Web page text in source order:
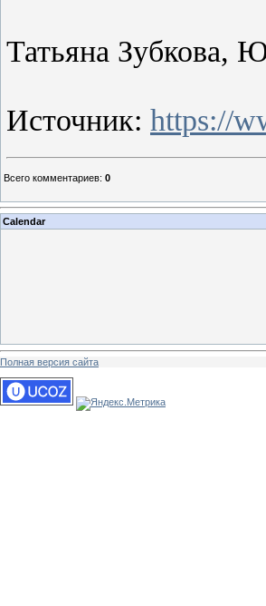
Татьяна Зубкова,
Источник: https://
Всего комментариев: 0
Calendar
Полная версия сайта